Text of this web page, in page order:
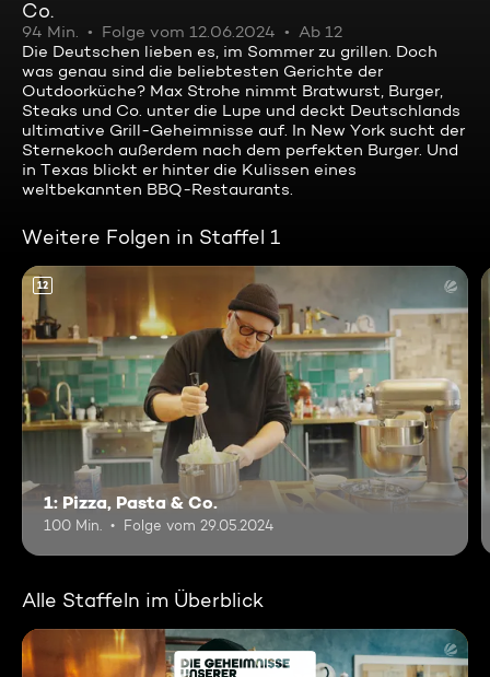
Co.
94 Min. Folge vom 12.06.2024
Ab 12
Die Deutschen lieben es, im Sommer zu grillen. Doch
was genau sind die beliebtesten Gerichte der
Outdoorküche? Max Strohe nimmt Bratwurst, Burger,
Steaks und Co. unter die Lupe und deckt Deutschlands
ultimative Grill-Geheimnisse auf. In New York sucht der
Sternekoch außerdem nach dem perfekten Burger. Und
in Texas blickt er hinter die Kulissen eines
weltbekannten BBQ-Restaurants.
Weitere Folgen in Staffel 1
12
1: Pizza, Pasta & Co.
100 Min. Folge vom 29.05.2024
Alle Staffeln im Überblick